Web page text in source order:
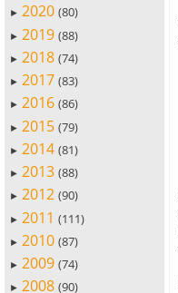
► 2020 (80)
► 2019 (88)
► 2018 (74)
► 2017 (83)
► 2016 (86)
► 2015 (79)
► 2014 (81)
► 2013 (88)
► 2012 (90)
► 2011 (111)
► 2010 (87)
► 2009 (74)
► 2008 (90)